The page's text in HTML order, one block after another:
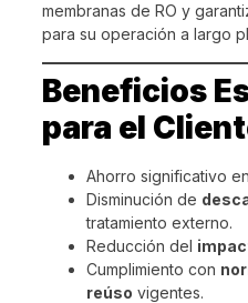
membranas de RO y
para su operación a largo
Beneficios
para el
Ahorro significativo en
Disminución de
tratamiento externo.
Reducción del
Cumplimiento con
reúso vigentes.